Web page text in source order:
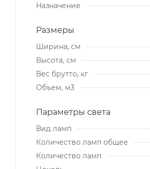
Назначение
Размеры
Ширина, см
Высота, см
Вес брутто, кг
Объем, м3
Параметры света
Вид ламп
Количество ламп общее
Количество ламп